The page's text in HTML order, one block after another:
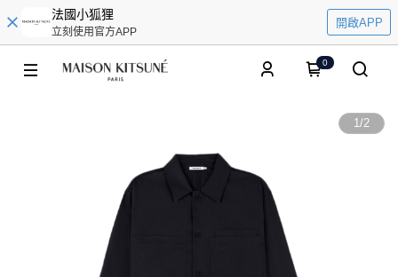
法國小狐狸
立刻使用官方APP
開啟APP
0
1/2